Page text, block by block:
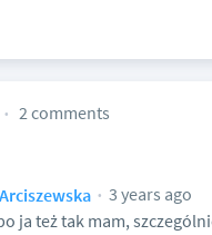
2 comments
3 years ago
ja też tak mam,